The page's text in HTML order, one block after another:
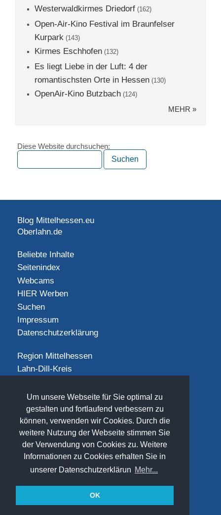
Um unsere Webseite für Sie optimal zu
gestalten und fortlaufend verbessern zu
können, verwenden wir Cookies. Durch die
weitere Nutzung der Webseite stimmen Sie
der Verwendung von Cookies zu. Weitere
Informationen zu Cookies erhalten Sie in
unserer Datenschutzerklärun Mehr...
OK
Westerwaldkirmes Driedorf (162)
Open-Air-Kino Festival im Braunfelser
Kurpark (143)
Kirmes Eschhofen (132)
Es liegt Liebe in der Luft: 4 der
romantischsten Orte in Hessen (130)
OpenAir-Kino Butzbach (124)
MEHR »
Diese Website durchsuchen:
Blog Mittelhessen.eu
Oberlahn.de
Beliebte Inhalte
Seitenindex
Webcams
HIER Werben
Suchen
Impressum
Datenschutzerklärung
Region Mittelhessen
Lahn-Dill-Kreis
Landkreis Limburg-Weilburg
Landkreis Marburg-Biedenkopf
Vogelsbergkreis
SOCIAL